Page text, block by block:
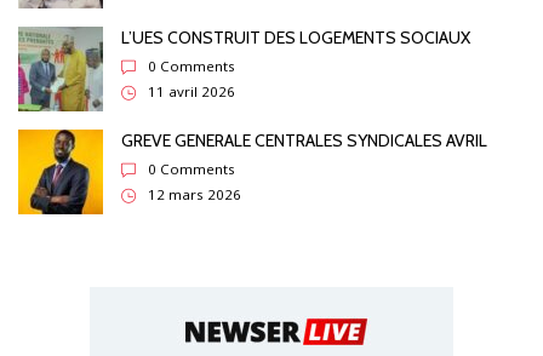
L’UES CONSTRUIT DES LOGEMENTS SOCIAUX
0 Comments
11 avril 2026
GREVE GENERALE CENTRALES SYNDICALES AVRIL
0 Comments
12 mars 2026